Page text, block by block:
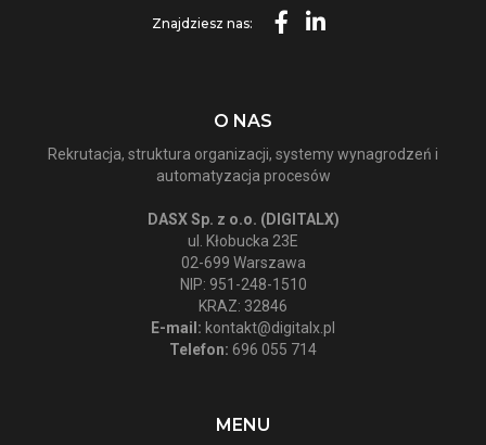
Znajdziesz nas:
O NAS
Rekrutacja, struktura organizacji, systemy wynagrodzeń i
automatyzacja procesów
DASX Sp. z o.o. (DIGITALX)
ul. Kłobucka 23E
02-699 Warszawa
NIP: 951-248-1510
KRAZ: 32846
E-mail: kontakt@digitalx.pl
Telefon: 696 055 714
MENU